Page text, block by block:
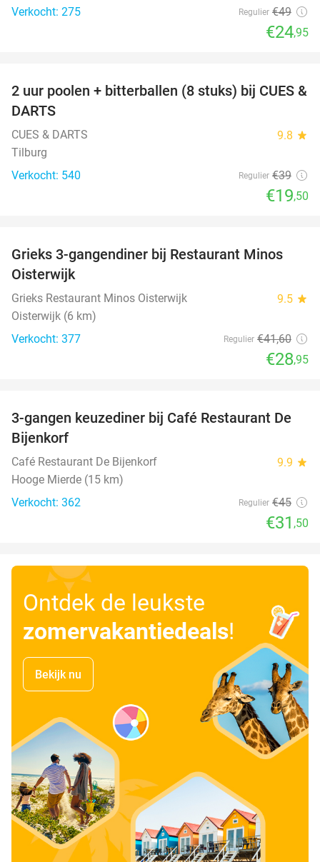
Verkocht: 275 Regulier €49
€24,95
50%
2 uur poolen + bitterballen (8 stuks) bij CUES &
DARTS
CUES & DARTS 9.8 star
Tilburg
Verkocht: 540
Regulier €39
€19,50
30%
Grieks 3-gangendiner bij Restaurant Minos
Oisterwijk
Grieks Restaurant Minos Oisterwijk 9.5 star
Oisterwijk (6 km)
Verkocht: 377
Regulier €41,60
€28,95
30%
3-gangen keuzediner bij Café Restaurant De
Bijenkorf
Café Restaurant De Bijenkorf 9.9 star
Hooge Mierde (15 km)
Verkocht: 362
Regulier €45
€31 ,50
Ontdek de leukste
zomervakantiedeals!
Bekijk nu